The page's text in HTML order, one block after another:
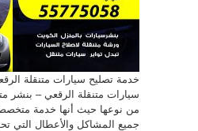
خدمة تصليح سيارات متنقلة
سيارات متنقلة الرقعي – بنشر
من نوعها حيث أنها خدمة
جميع المشاكل والأعطال التي